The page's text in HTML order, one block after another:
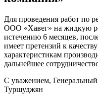
Для проведения работ по
ООО «Хавег» на жидкую
истечению 6 месяцев,
имеет претензий к
характеристикам
дальнейшее
С уважением,
Туршуджян